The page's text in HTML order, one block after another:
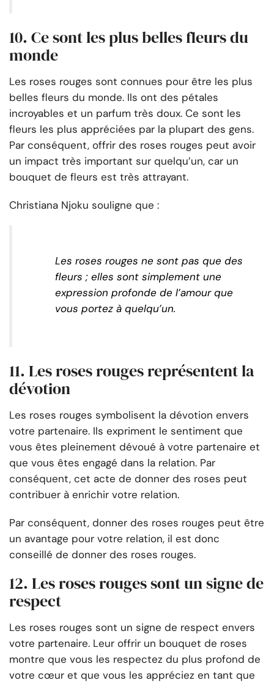
10. Ce sont les plus belles fleurs du
monde
Les roses rouges sont connues pour être les plus
belles fleurs du monde. Ils ont des pétales
incroyables et un parfum très doux. Ce sont les
fleurs les plus appréciées par la plupart des gens.
Par conséquent, offrir des roses rouges peut avoir
un impact très important sur quelqu’un, car un
bouquet de fleurs est très attrayant.
Christiana Njoku souligne que :
Les roses rouges ne sont pas que des
fleurs ; elles sont simplement une
expression profonde de l’amour que
vous portez à quelqu’un.
11. Les roses rouges représentent la
dévotion
Les roses rouges symbolisent la dévotion envers
votre partenaire. Ils expriment le sentiment que
vous êtes pleinement dévoué à votre partenaire et
que vous êtes engagé dans la relation. Par
conséquent, cet acte de donner des roses peut
contribuer à enrichir votre relation.
Par conséquent, donner des roses rouges peut être
un avantage pour votre relation, il est donc
conseillé de donner des roses rouges.
12. Les roses rouges sont un signe de
respect
Les roses rouges sont un signe de respect envers
votre partenaire. Leur offrir un bouquet de roses
montre que vous les respectez du plus profond de
votre cœur et que vous les appréciez en tant que